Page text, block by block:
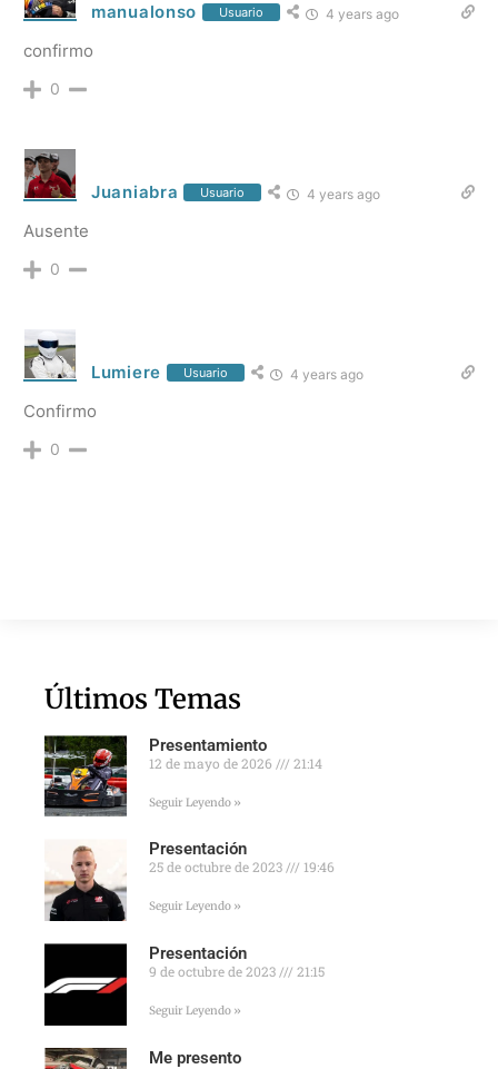
manualonso Usuario 4 years ago
confirmo
0
Juaniabra Usuario 4 years ago
Ausente
0
Lumiere Usuario 4 years ago
Confirmo
0
Últimos Temas
Presentamiento
12 de mayo de 2026 21:14
Seguir Leyendo »
Presentación
25 de octubre de 2023 19:46
Seguir Leyendo »
Presentación
9 de octubre de 2023 21:15
Seguir Leyendo »
Me presento